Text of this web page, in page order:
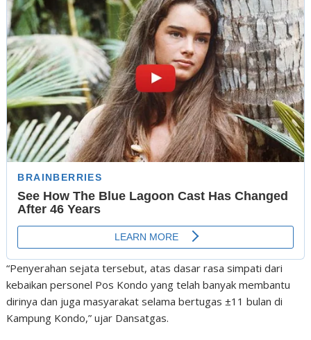
“Penyerahan sejata tersebut, atas dasar rasa simpati dari
kebaikan personel Pos Kondo yang telah banyak membantu
dirinya dan juga masyarakat selama bertugas ±11 bulan di
Kampung Kondo,” ujar Dansatgas.